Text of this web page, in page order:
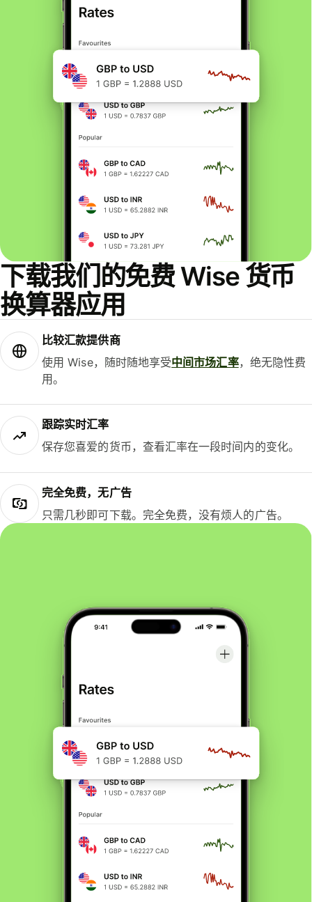
下载我们的免费 Wise 货币
换算器应用
比较汇款提供商
使用 Wise，随时随地享受中间市场汇率，绝无隐性费
用。
跟踪实时汇率
保存您喜爱的货币，查看汇率在一段时间内的变化。
完全免费，无广告
只需几秒即可下载。完全免费，没有烦人的广告。